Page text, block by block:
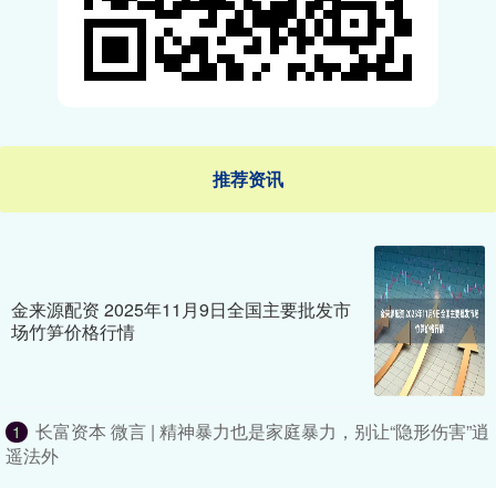
推荐资讯
金来源配资 2025年11月9日全国主要批发市
场竹笋价格行情
1
长富资本 微言 | 精神暴力也是家庭暴力，别让“隐形伤害”逍
遥法外